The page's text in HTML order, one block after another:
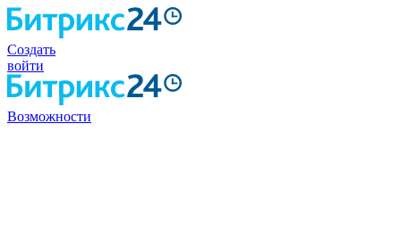
Создать
войти
Возможности